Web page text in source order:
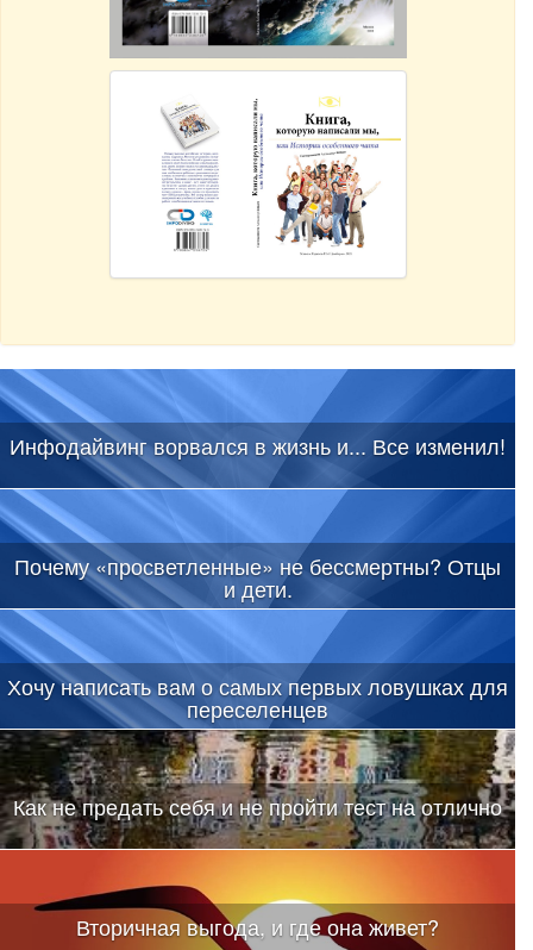
Инфодайвинг ворвался в жизнь и... Все изменил!
Почему «просветленные» не бессмертны? Отцы
и дети.
Хочу написать вам о самых первых ловушках для
переселенцев
Как не предать себя и не пройти тест на отлично
Вторичная выгода, и где она живет?